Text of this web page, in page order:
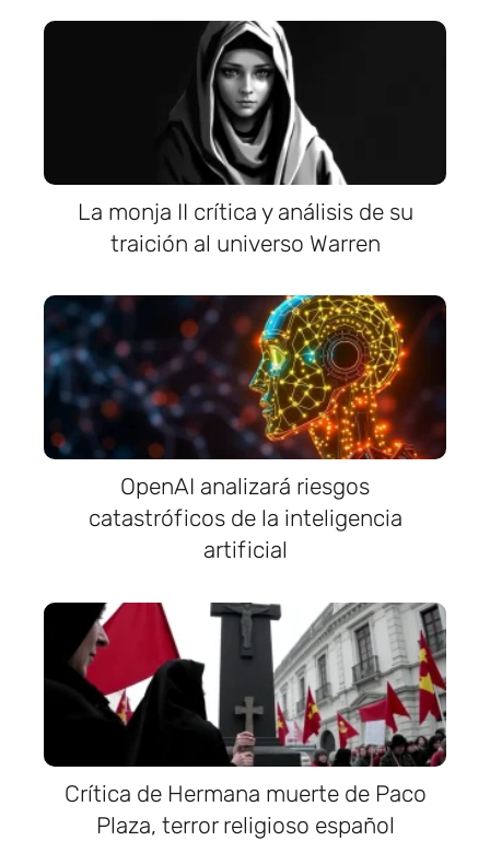
La monja II crítica y análisis de su
traición al universo Warren
OpenAI analizará riesgos
catastróficos de la inteligencia
artificial
Crítica de Hermana muerte de Paco
Plaza, terror religioso español